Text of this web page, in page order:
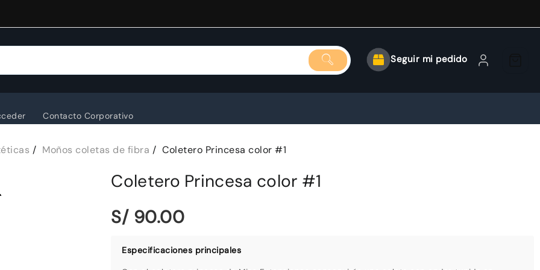
Seguir mi pedido
Contacto Corporativo
Moños coletas de fibra Coletero Princesa color #1
Coletero Princesa color #1
S/ 90.00